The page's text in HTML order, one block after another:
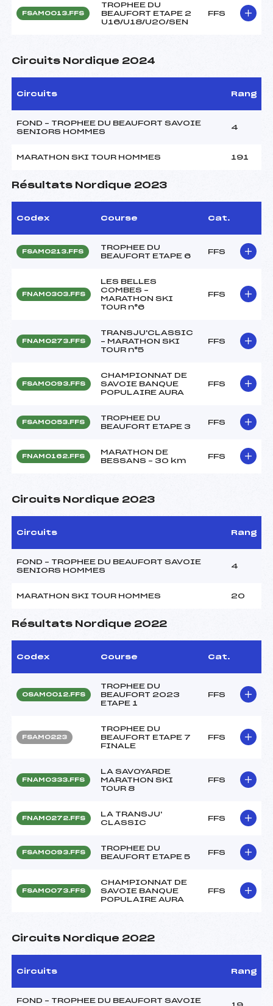
FSAM0013.FFS
TROPHEE DU
BEAUFORT ETAPE 2
U16/U18/U20/SEN
FFS
Circuits Nordique 2024
Circuits Rang
FOND – TROPHEE DU BEAUFORT SAVOIE
SENIORS HOMMES
4
MARATHON SKI TOUR HOMMES 191
Résultats Nordique 2023
Codex Course Cat.
FSAM0213.FFS
TROPHEE DU
BEAUFORT ETAPE 6
FFS
FNAM0303.FFS
LES BELLES
COMBES –
MARATHON SKI
TOUR n°6
FFS
FNAM0273.FFS
TRANSJU'CLASSIC
– MARATHON SKI
TOUR n°5
FFS
FSAM0093.FFS
CHAMPIONNAT DE
SAVOIE BANQUE
POPULAIRE AURA
FFS
FSAM0053.FFS
TROPHEE DU
BEAUFORT ETAPE 3
FFS
FNAM0162.FFS
MARATHON DE
BESSANS – 30 km
FFS
Circuits Nordique 2023
Circuits Rang
FOND – TROPHEE DU BEAUFORT SAVOIE
SENIORS HOMMES
4
MARATHON SKI TOUR HOMMES 20
Résultats Nordique 2022
Codex Course Cat.
OSAM0012.FFS
TROPHEE DU
BEAUFORT 2023
ETAPE 1
FFS
FSAM0223
TROPHEE DU
BEAUFORT ETAPE 7
FINALE
FFS
FNAM0333.FFS
LA SAVOYARDE
MARATHON SKI
TOUR 8
FFS
FNAM0272.FFS
LA TRANSJU'
CLASSIC
FFS
FSAM0093.FFS
TROPHEE DU
BEAUFORT ETAPE 5
FFS
FSAM0073.FFS
CHAMPIONNAT DE
SAVOIE BANQUE
POPULAIRE AURA
FFS
Circuits Nordique 2022
Circuits Rang
FOND – TROPHEE DU BEAUFORT SAVOIE
19